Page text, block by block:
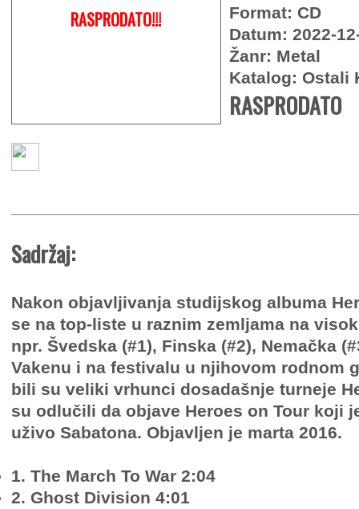
RASPRODATO!!!
Format: CD
Datum: 2022-
Žanr: Metal
Katalog: Ostali
RASPRODATO
Sadržaj:
Nakon objavljivanja studijskog albuma
se na top-liste u raznim zemljama na
npr. Švedska (#1), Finska (#2), Nemačka
Vakenu i na festivalu u njihovom rodnom
bili su veliki vrhunci dosadašnje turneje
su odlučili da objave Heroes on Tour koji
uživo Sabatona. Objavljen je marta 2016.
1. The March To War 2:04
2. Ghost Division 4:01